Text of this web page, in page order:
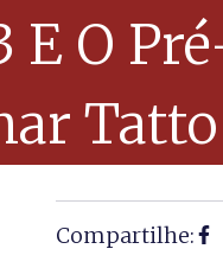
O
Compartilhe: